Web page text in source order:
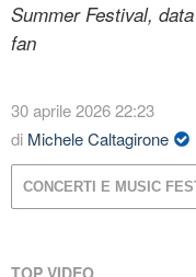
Summer Festival,
fan
30 aprile 2026 22:23
di Michele Caltagirone
CONCERTI E MUSIC
TOP VIDEO